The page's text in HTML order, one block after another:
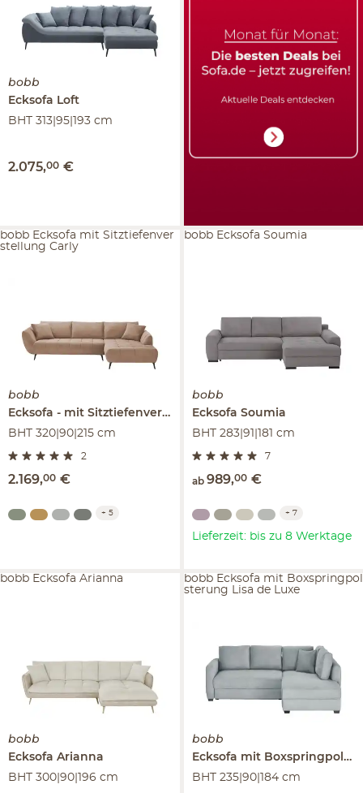
bobb
Ecksofa Loft
BHT 313|95|193 cm
2.075,00 €
bobb
Ecksofa mit Sitztiefenverstellung
Carly
BHT 320|90|215 cm
2
2.169,00 €
bobb Ecksofa mit Sitztiefenver
stellung Carly
+ 5
bobb
Ecksofa Soumia
BHT 283|91|181 cm
7
ab 989,00 €
bobb Ecksofa Soumia
+ 7
Lieferzeit: bis zu 8 Werktage
bobb
Ecksofa Arianna
BHT 300|90|196 cm
bobb Ecksofa Arianna
bobb
Ecksofa mit Boxspringpolsterung
BHT 235|90|184 cm
bobb Ecksofa mit Boxspringpol
sterung Lisa de Luxe